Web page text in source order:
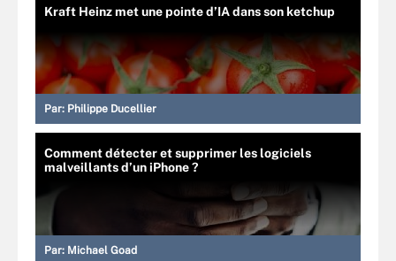
Kraft Heinz met une pointe d’IA dans son ketchup
Par: Philippe Ducellier
Comment détecter et supprimer les logiciels
malveillants d’un iPhone ?
Par: Michael Goad